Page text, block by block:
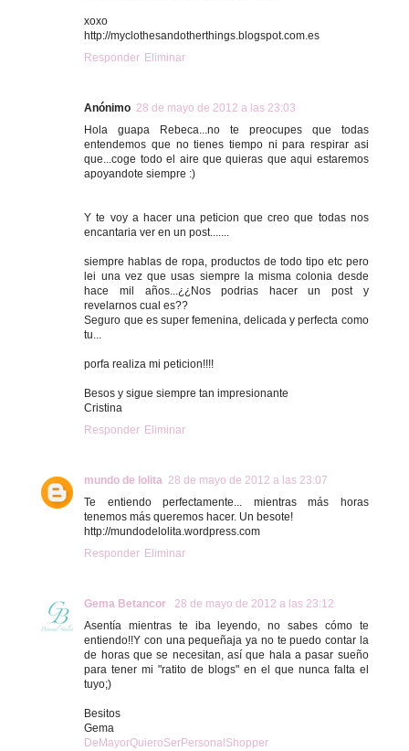
xoxo
http://myclothesandotherthings.blogspot.com.es
Responder Eliminar
Anónimo 28 de mayo de 2012 a las 23:03
Hola guapa Rebeca...no te preocupes que todas
entendemos que no tienes tiempo ni para respirar asi
que...coge todo el aire que quieras que aqui estaremos
apoyandote siempre :)
Y te voy a hacer una peticion que creo que todas nos
encantaria ver en un post.......
siempre hablas de ropa, productos de todo tipo etc pero
lei una vez que usas siempre la misma colonia desde
hace mil años...¿¿Nos podrias hacer un post y
revelarnos cual es??
Seguro que es super femenina, delicada y perfecta como
tu...
porfa realiza mi peticion!!!!
Besos y sigue siempre tan impresionante
Cristina
Responder Eliminar
mundo de lolita 28 de mayo de 2012 a las 23:07
Te entiendo perfectamente... mientras más horas
tenemos más queremos hacer. Un besote!
http://mundodelolita.wordpress.com
Responder Eliminar
Gema Betancor
28 de mayo de 2012 a las 23:12
Asentía mientras te iba leyendo, no sabes cómo te
entiendo!!Y con una pequeñaja ya no te puedo contar la
de horas que se necesitan, así que hala a pasar sueño
para tener mi "ratito de blogs" en el que nunca falta el
tuyo;)
Besitos
Gema
DeMayorQuieroSerPersonalShopper